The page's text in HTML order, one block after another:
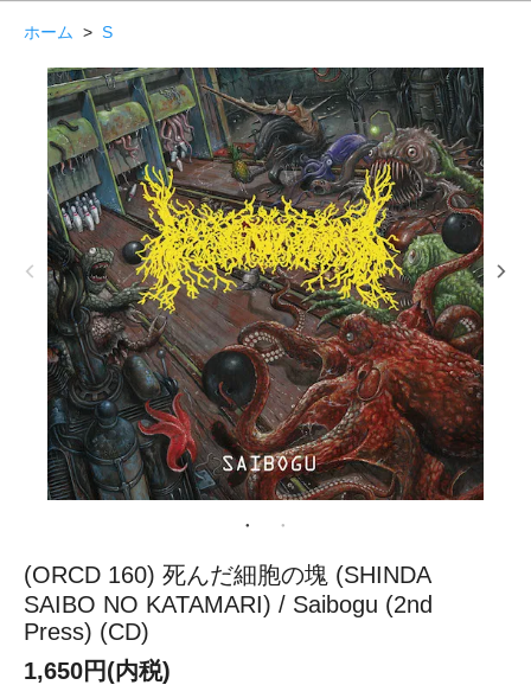
ホーム > S
(ORCD 160) 死んだ細胞の塊 (SHINDA
SAIBO NO KATAMARI) / Saibogu (2nd
Press) (CD)
1,650円(内税)